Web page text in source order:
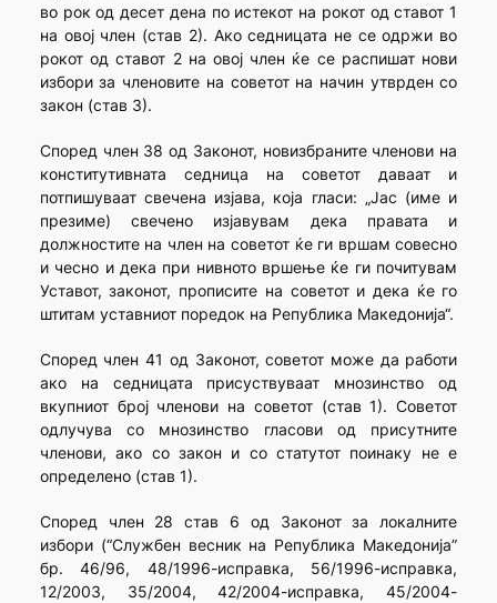
во рок од десет дена по истекот на рокот од ставот 1
на овој член (став 2). Ако седницата не се одржи во
рокот од ставот 2 на овој член ќе се распишат нови
избори за членовите на советот на начин утврден со
закон (став 3).
Според член 38 од Законот, новизбраните членови на
конститутивната седница на советот даваат и
потпишуваат свечена изјава, која гласи: „Јас (име и
презиме) свечено изјавувам дека правата и
должностите на член на советот ќе ги вршам совесно
и чесно и дека при нивното вршење ќе ги почитувам
Уставот, законот, прописите на советот и дека ќе го
штитам уставниот поредок на Република Македонија“.
Според член 41 од Законот, советот може да работи
ако на седницата присуствуваат мнозинство од
вкупниот број членови на советот (став 1). Советот
одлучува со мнозинство гласови од присутните
членови, ако со закон и со статутот поинаку не е
определено (став 1).
Според член 28 став 6 од Законот за локалните
избори (“Службен весник на Република Македонија”
бр. 46/96, 48/1996-исправка, 56/1996-исправка,
12/2003, 35/2004, 42/2004-исправка, 45/2004-